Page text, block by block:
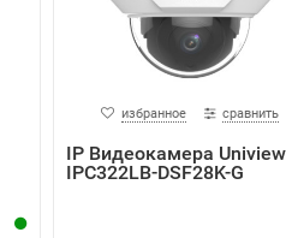
избранное сравнить
IP Видеокамера Uniview
IPC322LB-DSF28K-G